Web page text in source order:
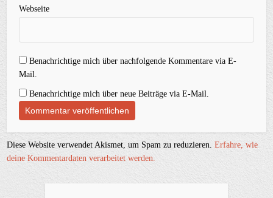
Webseite
Benachrichtige mich über nachfolgende Kommentare via E-
Mail.
Benachrichtige mich über neue Beiträge via E-Mail.
Diese Website verwendet Akismet, um Spam zu reduzieren.Erfahre, wie
deine Kommentardaten verarbeitet werden.